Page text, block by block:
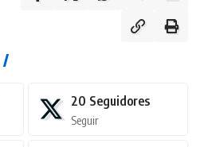
20 Seguidores
Seguir